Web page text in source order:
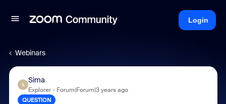
Login
Webinars
S
Sima
Explorer Forum|Forum|3 years ago
QUESTION